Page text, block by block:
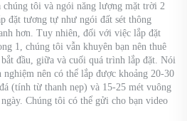
tôi và ngói năng lượng mặt trời 2
đặt tương tự như ngói đất sét thông
hơn. Tuy nhiên, đối với việc lắp đặt
1, chúng tôi vẫn khuyên bạn nên thuê
đầu, giữa và cuối quá trình lắp đặt. Nói
nên có thể lắp được khoảng 20-30
(tính từ thanh nẹp) và 15-25 mét vuông
Chúng tôi có thể gửi cho bạn video